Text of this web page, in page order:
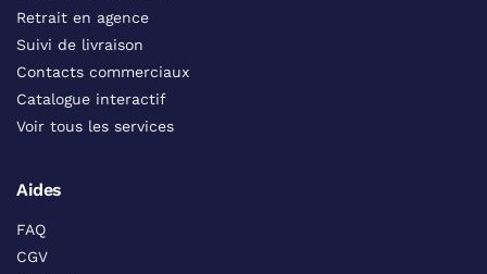
Retrait en agence
Suivi de livraison
Contacts commerciaux
Catalogue interactif
Voir tous les services
Aides
FAQ
CGV